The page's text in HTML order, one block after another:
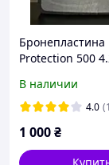
Protection 500
финской
В наличии
4.0
1 000₴